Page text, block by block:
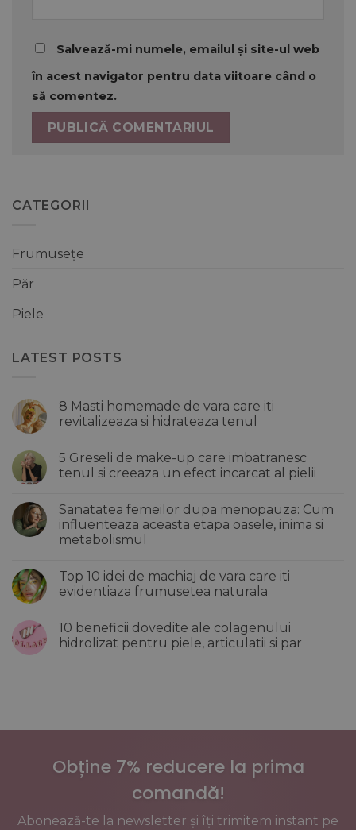
Salvează-mi numele, emailul și site-ul web
în acest navigator pentru data viitoare când o
să comentez.
CATEGORII
Frumusețe
Păr
Piele
LATEST POSTS
8 Masti homemade de vara care iti
revitalizeaza si hidrateaza tenul
la
8
Masti
vara
care
iti
revitalizeaza
tenul
5 Greseli de make-up care imbatranesc
tenul si creeaza un efect incarcat al pielii
la
5
Greseli
de
care
imbatranesc
tenul
un
efect
incarcat
Sanatatea femeilor dupa menopauza: Cum
influenteaza aceasta etapa oasele, inima si
metabolismul
Sanatatea
femeilor
Cum
influenteaza
aceasta
Top 10 idei de machiaj de vara care iti
evidentiaza frumusetea naturala
la
Top
10
evidentiaza
10 beneficii dovedite ale colagenului
hidrolizat pentru piele, articulatii si par
colagenului
piele,
articulatii
Obține 7% reducere la prima
comandă!
Abonează-te la newsletter și îți trimitem instant pe